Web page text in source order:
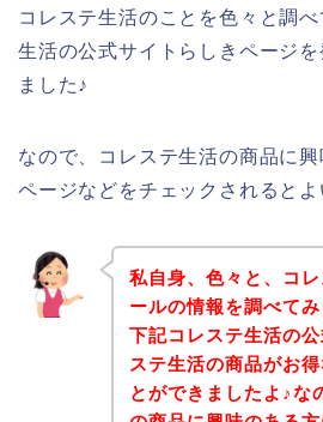
コレステ生活のことを色々と調
生活の公式サイトらしきページ
ました♪
なので、コレステ生活の商品に
ページなどをチェックされるとよ
私自身、色々と、コ
ールの情報を調べてみ
下記コレステ生活の
ステ生活の商品がお
とができましたよ♪な